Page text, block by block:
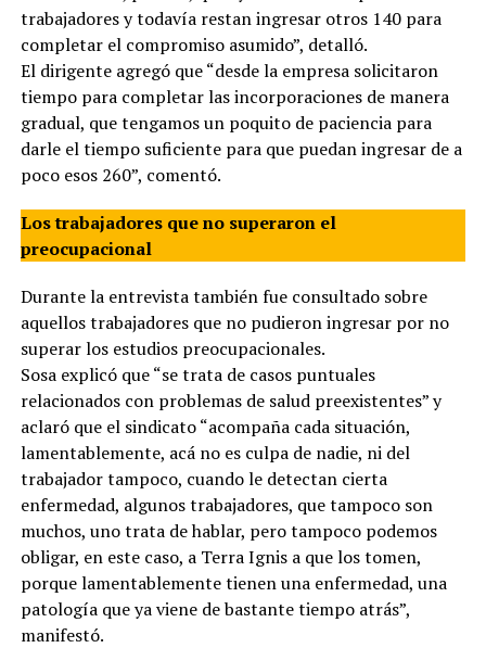
trabajadores y todavía restan ingresar otros 140 para
completar el compromiso asumido”, detalló.
El dirigente agregó que “desde la empresa solicitaron
tiempo para completar las incorporaciones de manera
gradual, que tengamos un poquito de paciencia para
darle el tiempo suficiente para que puedan ingresar de a
poco esos 260”, comentó.
Los trabajadores que no superaron el
preocupacional
Durante la entrevista también fue consultado sobre
aquellos trabajadores que no pudieron ingresar por no
superar los estudios preocupacionales.
Sosa explicó que “se trata de casos puntuales
relacionados con problemas de salud preexistentes” y
aclaró que el sindicato “acompaña cada situación,
lamentablemente, acá no es culpa de nadie, ni del
trabajador tampoco, cuando le detectan cierta
enfermedad, algunos trabajadores, que tampoco son
muchos, uno trata de hablar, pero tampoco podemos
obligar, en este caso, a Terra Ignis a que los tomen,
porque lamentablemente tienen una enfermedad, una
patología que ya viene de bastante tiempo atrás”,
manifestó.